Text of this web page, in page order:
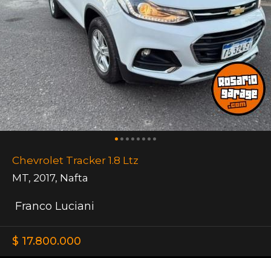
Chevrolet Tracker 1.8 Ltz
MT, 2017, Nafta
Franco Luciani
$ 17.800.000